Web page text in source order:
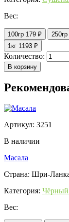
Вес:
100гр 179 ₽ 250гр
1кг 1193 ₽
Количество:
В корзину
Артикул: 3251
В наличии
Масала
Страна: Шри-
Категория: Чёрный
Вес: